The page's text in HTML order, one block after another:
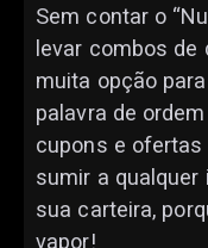
Sem contar o
levar combos de
muita opção
palavra de
cupons e
sumir a qualquer
sua carteira,
vapor!